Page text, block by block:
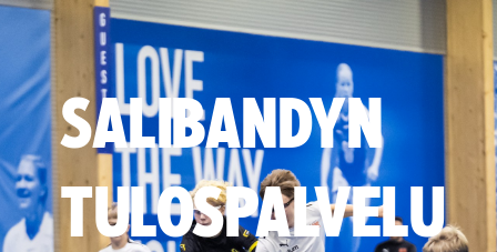
SALIBANDYN
TULOSPALVELU